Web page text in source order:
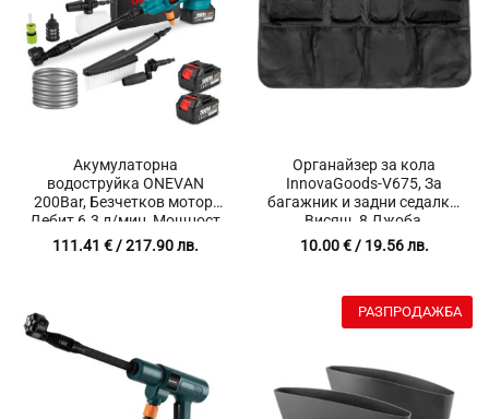
Акумулаторна
водоструйка ONEVAN
200Bar, Безчетков мотор,
Дебит 6.3 л/мин, Мощност
3500W
111.41 €/ 217.90 лв.
Органайзер за кола
InnovaGoods-V675, За
багажник и задни седалки,
Висящ, 8 Джоба,
Поставяне чрез велкро
лента и закопчаване,
10.00€/ 19.56 лв.
РАЗПРОДАЖБА